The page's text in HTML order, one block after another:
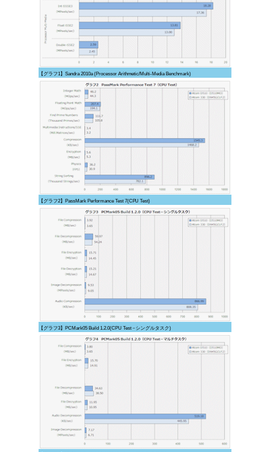
【グラフ1】Sandra 2010a (Processor Arithmetic/Multi-Media Benchmark)
【グラフ2】PassMark Performance Test 7(CPU Test)
【グラフ3】PCMark05 Build 1.2.0(CPU Test－シングルタスク)